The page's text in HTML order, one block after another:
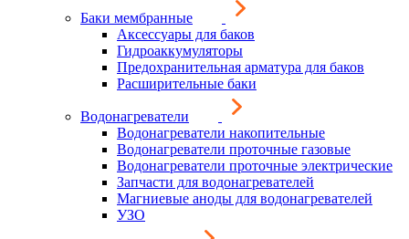
Баки мембранные
Аксессуары для баков
Гидроаккумуляторы
Предохранительная арматура для баков
Расширительные баки
Водонагреватели
Водонагреватели накопительные
Водонагреватели проточные газовые
Водонагреватели проточные электрические
Запчасти для водонагревателей
Магниевые аноды для водонагревателей
УЗО